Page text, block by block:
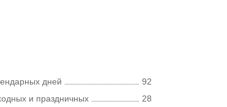
дней
92
и праздничных
28